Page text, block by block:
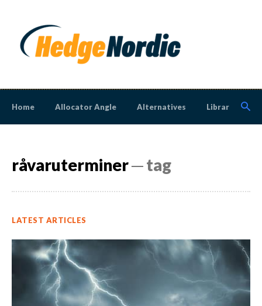
Home Allocator Angle Alternatives Library
råvaruterminer─ tag
LATEST ARTICLES